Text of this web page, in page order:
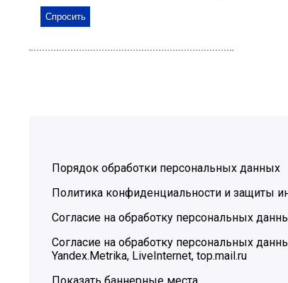
Порядок обработки персональных данных
Политика конфиденциальности и защиты
Согласие на обработку персональных
Согласие на обработку персональных
Yandex.Metrika, LiveInternet, top.mail.ru